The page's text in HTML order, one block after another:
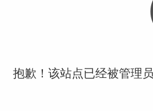
抱歉！该站点已经被管理